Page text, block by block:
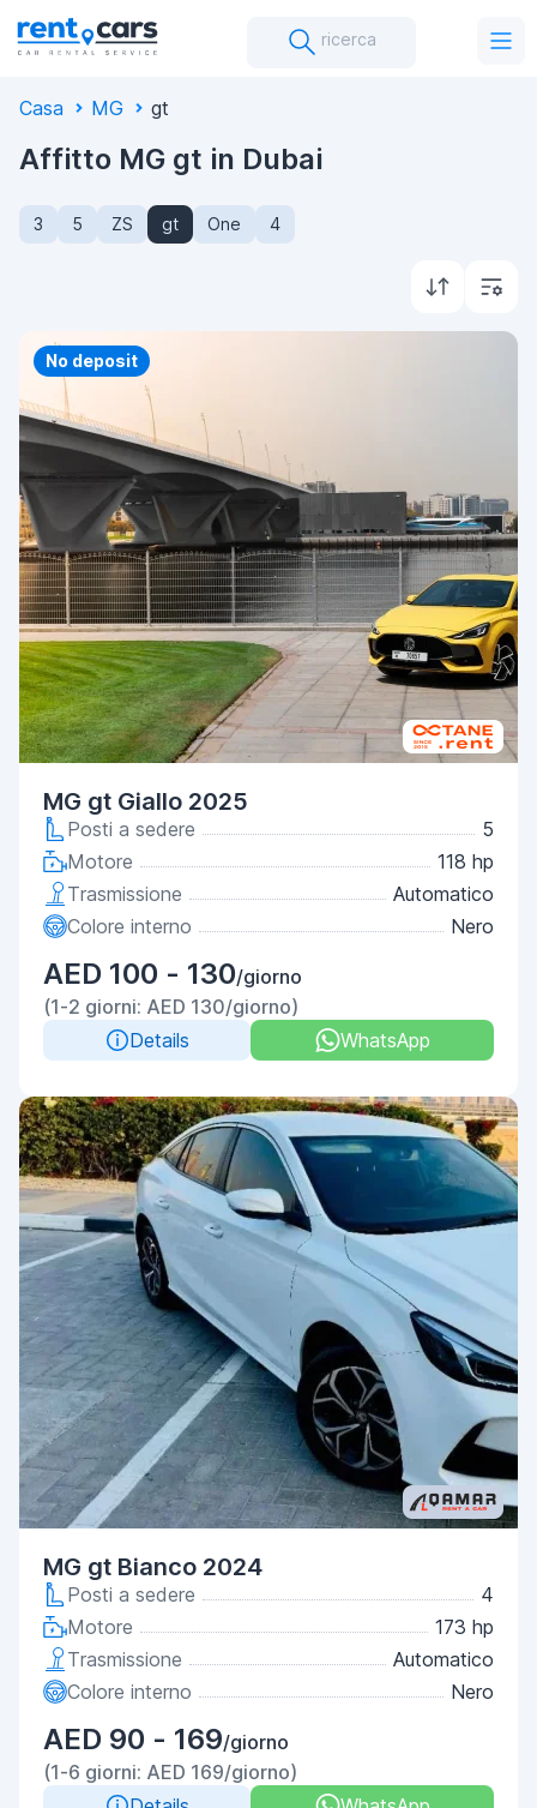
ricerca
Casa MG Gt
Affitto MG gt in Dubai
3 5 ZS gt One 4
Priority
No deposit
MG gt Giallo 2025
Posti a sedere
5
Motore
118 hp
Trasmissione
Automatico
Colore interno
Nero
AED 100 - 130/giorno
(1-2 giorni: AED 130/giorno)
Details
WhatsApp
MG gt Bianco 2024
Posti a sedere
4
Motore
173 hp
Trasmissione
Automatico
Colore interno
Nero
AED 90 - 169/giorno
(1-6 giorni: AED 169/giorno)